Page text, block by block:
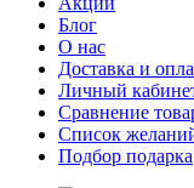
Блог
О нас
Доставка и
Личный
Сравнение
Список
Подбор подарка